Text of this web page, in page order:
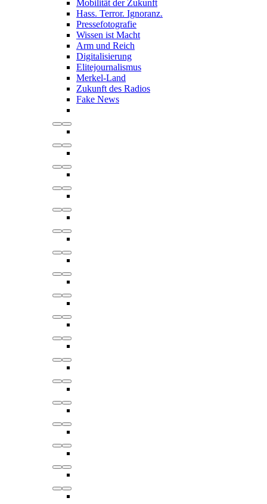
Mobilität der Zukunft
Hass. Terror. Ignoranz.
Pressefotografie
Wissen ist Macht
Arm und Reich
Digitalisierung
Elitejournalismus
Merkel-Land
Zukunft des Radios
Fake News